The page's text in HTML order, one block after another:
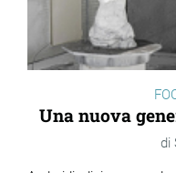
Una nuova